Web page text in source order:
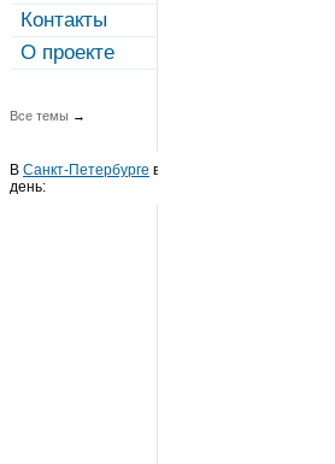
Контакты
О проекте
Все темы →
В Санкт-Петербурге в этот
день: